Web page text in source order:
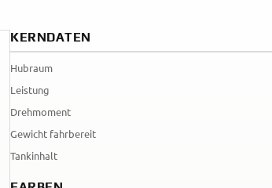
KERNDATEN
Hubraum
Leistung
Drehmoment
Gewicht fahrbereit
Tankinhalt